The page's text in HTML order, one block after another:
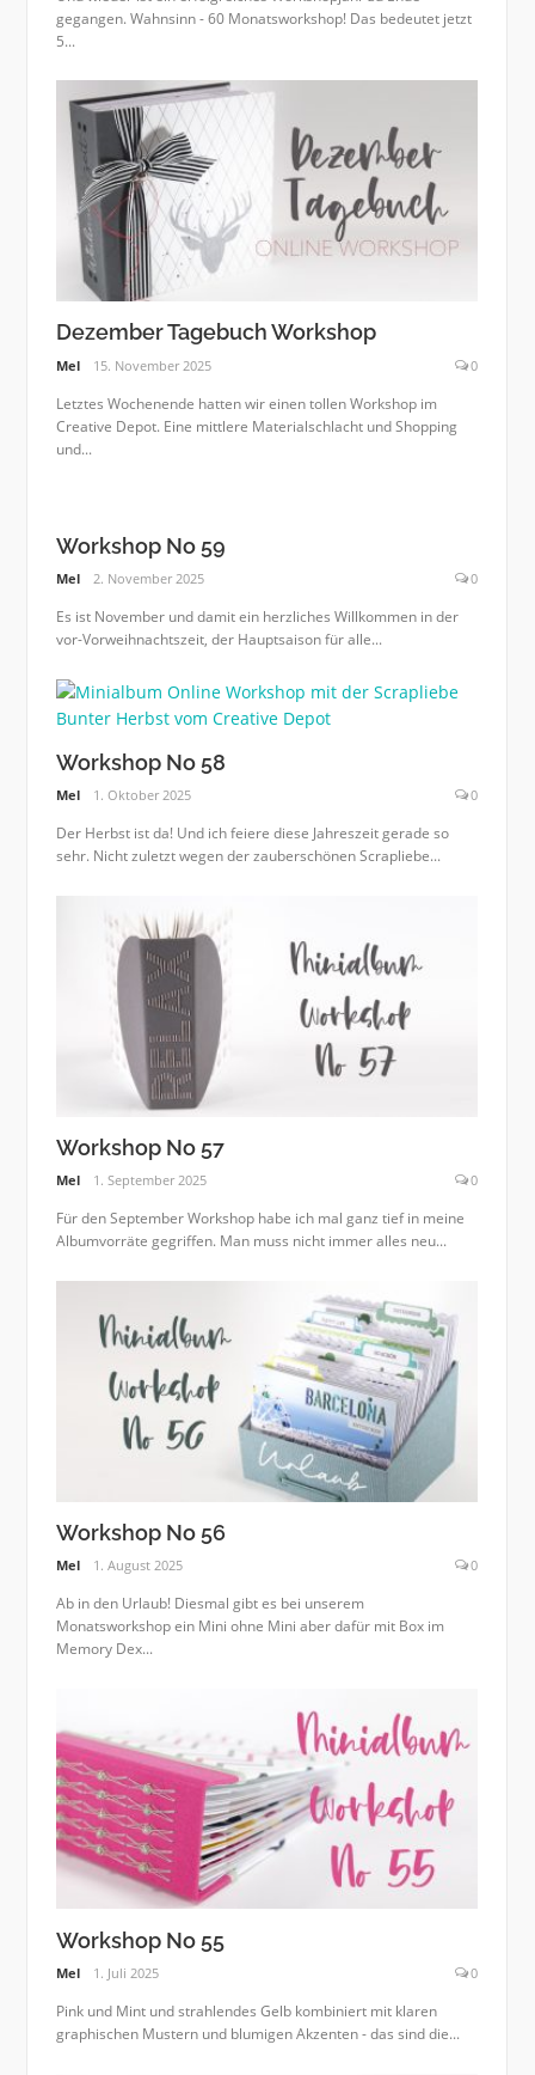
gegangen. Wahnsinn - 60 Monatsworkshop! Das bedeutet jetzt
5...
Dezember Tagebuch Workshop
Mel 15. November 2025 0
Letztes Wochenende hatten wir einen tollen Workshop im
Creative Depot. Eine mittlere Materialschlacht und Shopping
und...
Workshop No 59
Mel 2. November 2025 0
Es ist November und damit ein herzliches Willkommen in der
vor-Vorweihnachtszeit, der Hauptsaison für alle...
Workshop No 58
Mel 1. Oktober 2025 0
Der Herbst ist da! Und ich feiere diese Jahreszeit gerade so
sehr. Nicht zuletzt wegen der zauberschönen Scrapliebe...
Workshop No 57
Mel 1. September 2025 0
Für den September Workshop habe ich mal ganz tief in meine
Albumvorräte gegriffen. Man muss nicht immer alles neu...
Workshop No 56
Mel 1. August 2025 0
Ab in den Urlaub! Diesmal gibt es bei unserem
Monatsworkshop ein Mini ohne Mini aber dafür mit Box im
Memory Dex...
Workshop No 55
Mel 1. Juli 2025 0
Pink und Mint und strahlendes Gelb kombiniert mit klaren
graphischen Mustern und blumigen Akzenten - das sind die...